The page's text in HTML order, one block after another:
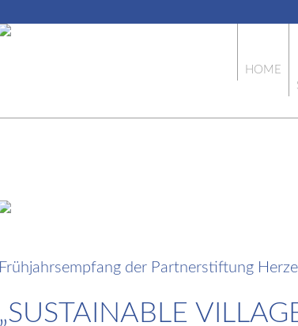
HOME
Frühjahrsempfang der Partnerstiftung
„SUSTAINABLE